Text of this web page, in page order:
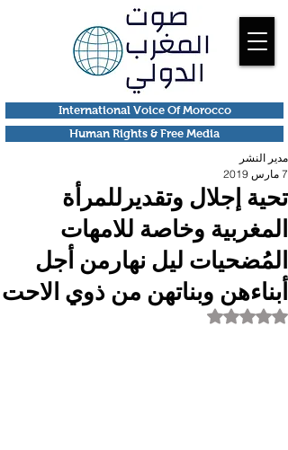
Human Rights & Free Media
International Voice Of Morocco
تحية إجلال وتقديرللمرأة
المغربية وخاصة للامهات
المُضحيات ليل نهارمن أجل
أبناءهن وبناتهن من ذوي الاحت
مدير النشر
7 مارس 2019
تم التقييم بـ ليس رقمًا من أصل 5 نجوم.